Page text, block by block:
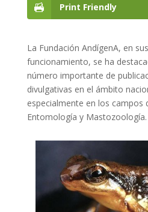
Print Friendly
La Fundación AndígenA, en
funcionamiento, se ha
número importante de
divulgativas en el ámbito
especialmente en los campos
Entomología y Mastozoología.